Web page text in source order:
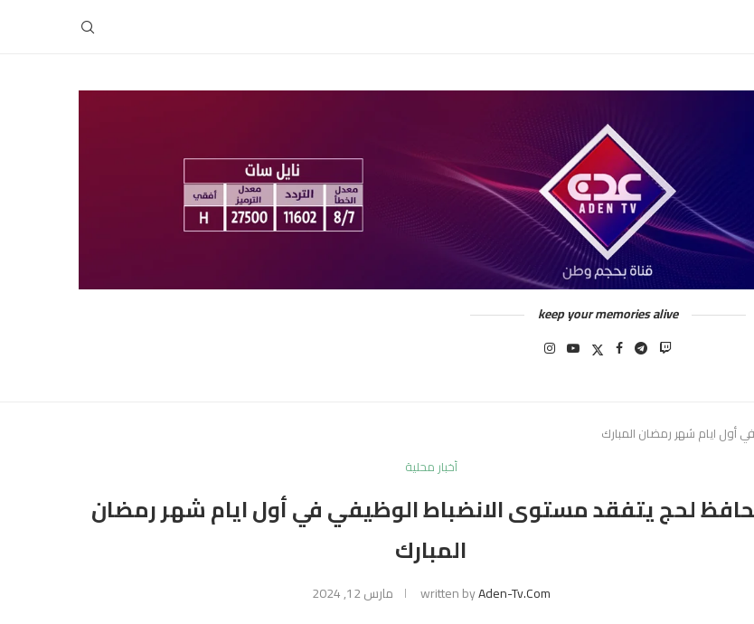
keep your memories alive
أول ايام شهر رمضان المبارك
أخبار محلية
لحج يتفقد مستوى الانضباط الوظيفي في أول ايام شهر رمضان
المبارك
written byAden-Tv.com مارس 12, 2024